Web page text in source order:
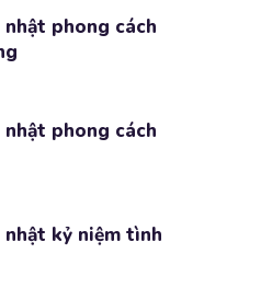
nhật phong cách
nhật phong cách
nhật kỷ niệm tình